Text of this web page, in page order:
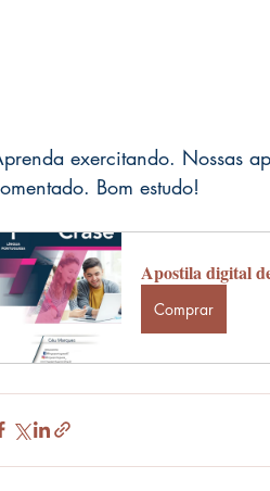
exercitando. Nossas
Bom estudo!
Apostila digital
Comprar